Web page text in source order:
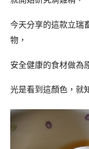
今天分享的這款立瑞
物，
安全健康的食材做為
光是看到這顏色，就